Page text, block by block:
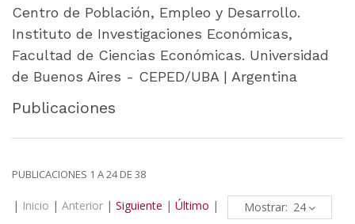
Centro de Población, Empleo y Desarrollo.
Instituto de Investigaciones Económicas,
Facultad de Ciencias Económicas. Universidad
de Buenos Aires - CEPED/UBA | Argentina
Publicaciones
PUBLICACIONES 1 A 24 DE 38
| Inicio | Anterior | Siguiente | Último | Mostrar: